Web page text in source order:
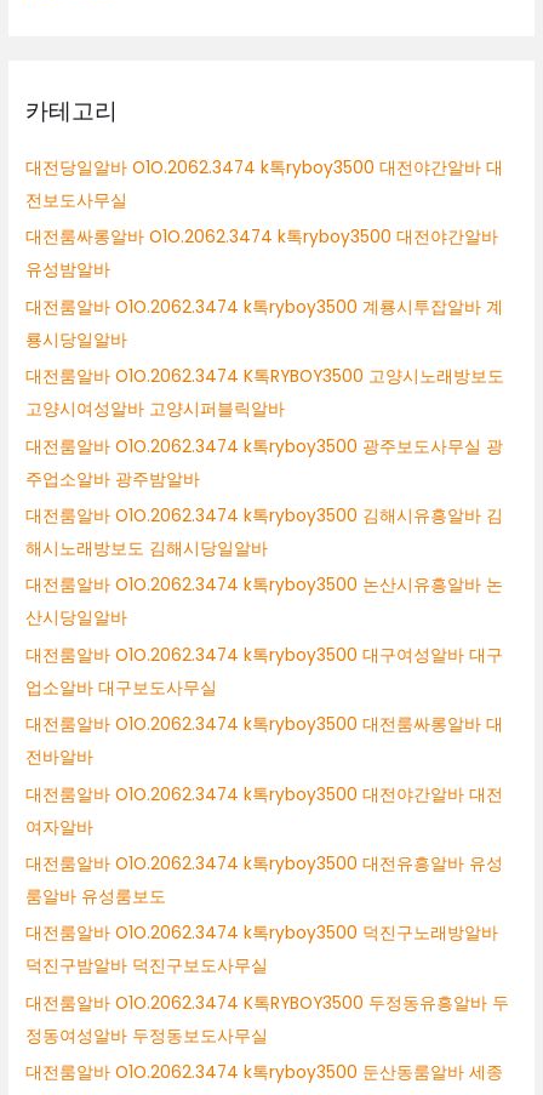
카테고리
대전당일알바 O1O.2062.3474 k톡ryboy3500 대전야간알바 대
전보도사무실
대전룸싸롱알바 O1O.2062.3474 k톡ryboy3500 대전야간알바
유성밤알바
대전룸알바 O1O.2062.3474 k톡ryboy3500 계룡시투잡알바 계
룡시당일알바
대전룸알바 O1O.2062.3474 K톡RYBOY3500 고양시노래방보도
고양시여성알바 고양시퍼블릭알바
대전룸알바 O1O.2062.3474 k톡ryboy3500 광주보도사무실 광
주업소알바 광주밤알바
대전룸알바 O1O.2062.3474 k톡ryboy3500 김해시유흥알바 김
해시노래방보도 김해시당일알바
대전룸알바 O1O.2062.3474 k톡ryboy3500 논산시유흥알바 논
산시당일알바
대전룸알바 O1O.2062.3474 k톡ryboy3500 대구여성알바 대구
업소알바 대구보도사무실
대전룸알바 O1O.2062.3474 k톡ryboy3500 대전룸싸롱알바 대
전바알바
대전룸알바 O1O.2062.3474 k톡ryboy3500 대전야간알바 대전
여자알바
대전룸알바 O1O.2062.3474 k톡ryboy3500 대전유흥알바 유성
룸알바 유성룸보도
대전룸알바 O1O.2062.3474 k톡ryboy3500 덕진구노래방알바
덕진구밤알바 덕진구보도사무실
대전룸알바 O1O.2062.3474 K톡RYBOY3500 두정동유흥알바 두
정동여성알바 두정동보도사무실
대전룸알바 O1O.2062.3474 k톡ryboy3500 둔산동룸알바 세종